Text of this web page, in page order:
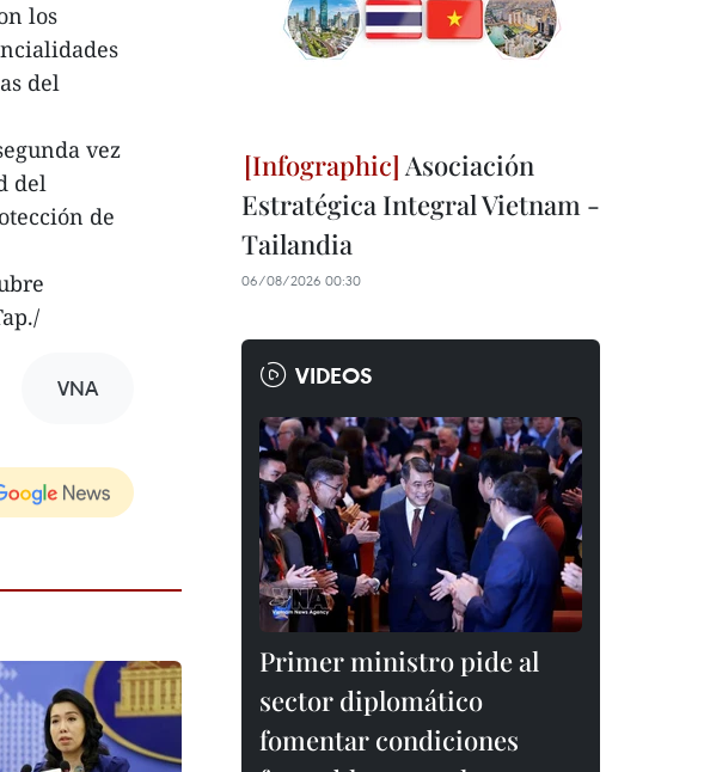
los
del
vez
del
de
VNA
Asociación
Estratégica Integral Vietnam -
Tailandia
06/08/2026 00:30
VIDEOS
Primer ministro pide al
sector diplomático
fomentar condiciones